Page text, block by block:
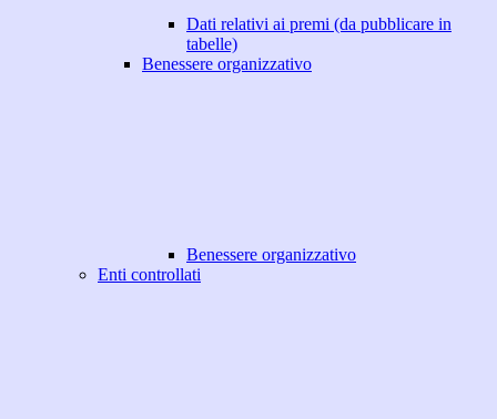
Dati relativi ai premi (da pubblicare in
tabelle)
Benessere organizzativo
Benessere organizzativo
Enti controllati